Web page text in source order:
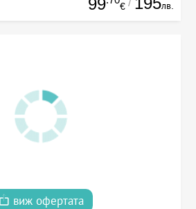
99 € / лв.
виж офертата